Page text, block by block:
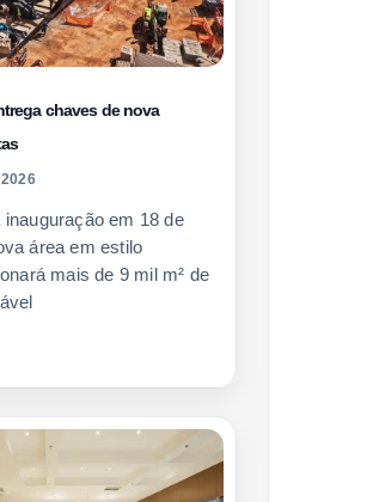
chaves de nova
inauguração em 18 de
área em estilo
mais de 9 mil m² de